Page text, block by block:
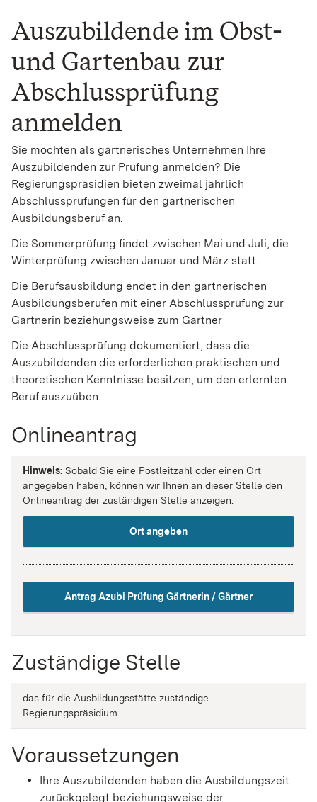
Auszubildende im Obst-
und Gartenbau zur
Abschlussprüfung
anmelden
Sie möchten als gärtnerisches Unternehmen Ihre
Auszubildenden zur Prüfung anmelden? Die
Regierungspräsidien bieten zweimal jährlich
Abschlussprüfungen für den gärtnerischen
Ausbildungsberuf an.
Die Sommerprüfung findet zwischen Mai und Juli, die
Winterprüfung zwischen Januar und März statt.
Die Berufsausbildung endet in den gärtnerischen
Ausbildungsberufen mit einer Abschlussprüfung zur
Gärtnerin beziehungsweise zum Gärtner
Die Abschlussprüfung dokumentiert, dass die
Auszubildenden die erforderlichen praktischen und
theoretischen Kenntnisse besitzen, um den erlernten
Beruf auszuüben.
Onlineantrag
Hinweis: Sobald Sie eine Postleitzahl oder einen Ort
angegeben haben, können wir Ihnen an dieser Stelle den
Onlineantrag der zuständigen Stelle anzeigen.
Ort angeben
Antrag Azubi Prüfung Gärtnerin / Gärtner
Zuständige Stelle
das für die Ausbildungsstätte zuständige
Regierungspräsidium
Voraussetzungen
Ihre Auszubildenden haben die Ausbildungszeit
zurückgelegt beziehungsweise der